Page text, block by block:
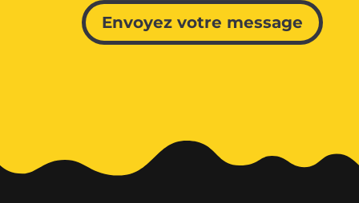
Envoyez votre message